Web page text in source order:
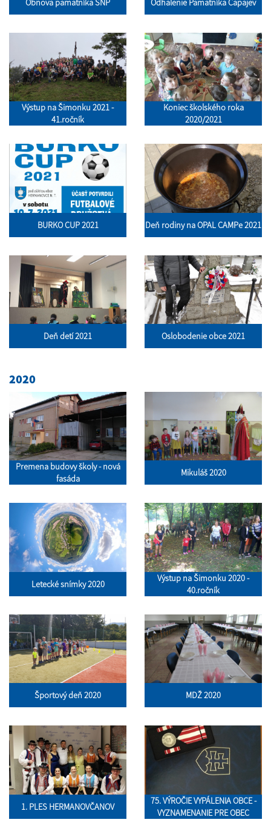
Obnova pamätníka SNP Odhalenie Pamätníka Čapajev
Výstup na Šimonku 2021 -
41.ročník
Koniec školského roka
2020/2021
BURKO CUP 2021 Deň rodiny na OPAL CAMPe 2021
Deň detí 2021 Oslobodenie obce 2021
2020
Premena budovy školy - nová
fasáda
Mikuláš 2020
Letecké snímky 2020
Výstup na Šimonku 2020 -
40.ročník
Športový deň 2020 MDŽ 2020
1. PLES HERMANOVČANOV
75. VÝROČIE VYPÁLENIA OBCE -
VYZNAMENANIE PRE OBEC